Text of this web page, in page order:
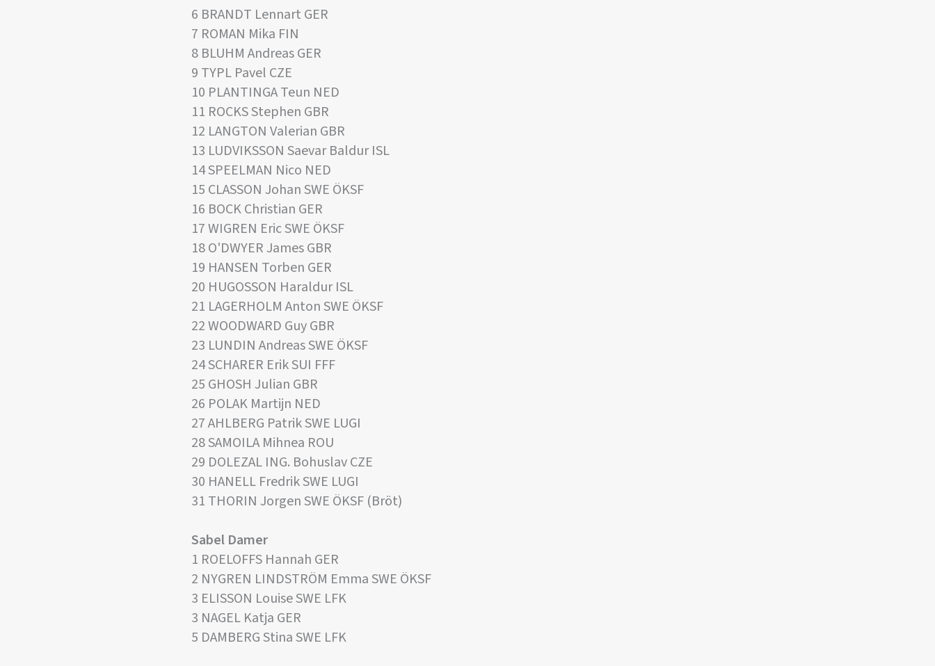
6 BRANDT Lennart GER
7 ROMAN Mika FIN
8 BLUHM Andreas GER
9 TYPL Pavel CZE
10 PLANTINGA Teun NED
11 ROCKS Stephen GBR
12 LANGTON Valerian GBR
13 LUDVIKSSON Saevar Baldur ISL
14 SPEELMAN Nico NED
15 CLASSON Johan SWE ÖKSF
16 BOCK Christian GER
17 WIGREN Eric SWE ÖKSF
18 O'DWYER James GBR
19 HANSEN Torben GER
20 HUGOSSON Haraldur ISL
21 LAGERHOLM Anton SWE ÖKSF
22 WOODWARD Guy GBR
23 LUNDIN Andreas SWE ÖKSF
24 SCHARER Erik SUI FFF
25 GHOSH Julian GBR
26 POLAK Martijn NED
27 AHLBERG Patrik SWE LUGI
28 SAMOILA Mihnea ROU
29 DOLEZAL ING. Bohuslav CZE
30 HANELL Fredrik SWE LUGI
31 THORIN Jorgen SWE ÖKSF (Bröt)
Sabel Damer
1 ROELOFFS Hannah GER
2 NYGREN LINDSTRÖM Emma SWE ÖKSF
3 ELISSON Louise SWE LFK
3 NAGEL Katja GER
5 DAMBERG Stina SWE LFK